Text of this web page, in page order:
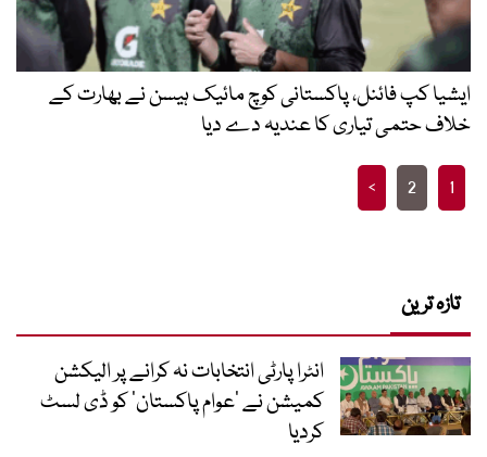
ایشیا کپ فائنل، پاکستانی کوچ مائیک ہیسن نے بھارت کے
خلاف حتمی تیاری کا عندیہ دے دیا
Posts
pagination
1
2
>
تازہ ترین
انٹرا پارٹی انتخابات نہ کرانے پر الیکشن
کمیشن نے ’عوام پاکستان‘ کو ڈی لسٹ
کردیا